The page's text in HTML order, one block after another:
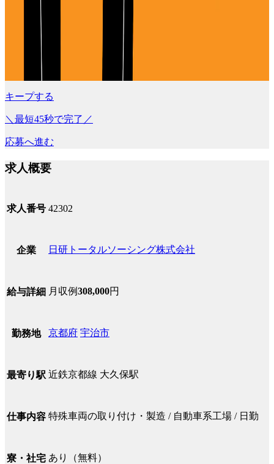
キープする
＼最短45秒で完了／
応募へ進む
求人概要
求人番号 42302
企業 日研トータルソーシング株式会社
給与詳細 月収例308,000円
勤務地 京都府 宇治市
最寄り駅 近鉄京都線 大久保駅
仕事内容 特殊車両の取り付け・製造 / 自動車系工場 / 日勤
寮・社宅 あり（無料）